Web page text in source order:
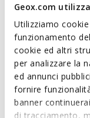
Geox.com
Utilizziamo
funzionamento
cookie ed altri
per analizzare la
ed annunci
fornire
banner
di tracciamento,
Footwear brush
hard and soft
leather, as well as
ITEM CODE: